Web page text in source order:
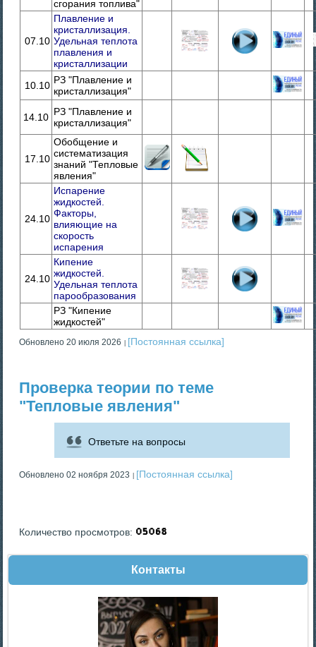
сгорания топлива"
07.10
Плавление и
кристаллизация.
Удельная теплота
плавления и
кристаллизации
10.10 РЗ "Плавление и
кристаллизация"
14.10 РЗ "Плавление и
кристаллизация"
17.10
Обобщение и
систематизация
знаний "Тепловые
явления"
24.10
Испарение
жидкостей.
Факторы,
влияющие на
скорость
испарения
24.10
Кипение
жидкостей.
Удельная теплота
парообразования
РЗ "Кипение
жидкостей"
Обновлено 20 июля 2026 [Постоянная ссылка]
Проверка теории по теме
"Тепловые явления"
Ответьте на вопросы
Обновлено 02 ноября 2023 [Постоянная ссылка]
Количество просмотров:
Контакты